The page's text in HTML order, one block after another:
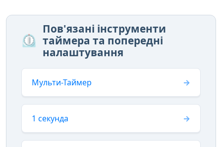
⏲️
Пов'язані інструменти
таймера та попередні
налаштування
Мульти-Таймер
1 секунда